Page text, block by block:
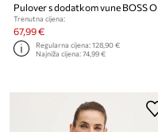
Trenutna cijena:
67,99 €
Regularna cijena:128,90 €
Najniža cijena:74,99 €